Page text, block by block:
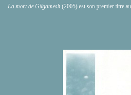
La mort de Gilgamesh (2005) est son premier titre